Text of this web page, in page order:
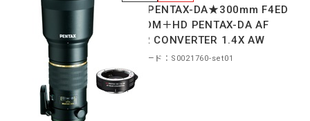
smc PENTAX-DA★300mm F4ED
[IF]SDM＋HD PENTAX-DA AF
REAR CONVERTER 1.4X AW
商品コード：S0021760-set01